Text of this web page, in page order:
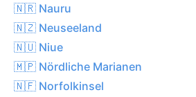
🇳🇷 Nauru
🇳🇿 Neuseeland
🇳🇺 Niue
🇲🇵 Nördliche Marianen
🇳🇫 Norfolkinsel